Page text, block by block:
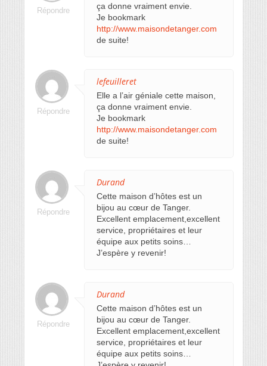
ça donne vraiment envie.
Je bookmark
http://www.maisondetanger.com
de suite!
Répondre
lefeuilleret
Elle a l’air géniale cette maison,
ça donne vraiment envie.
Je bookmark
http://www.maisondetanger.com
de suite!
Répondre
Durand
Cette maison d’hôtes est un
bijou au cœur de Tanger.
Excellent emplacement,excellent
service, propriétaires et leur
équipe aux petits soins…
J’espère y revenir!
Répondre
Durand
Cette maison d’hôtes est un
bijou au cœur de Tanger.
Excellent emplacement,excellent
service, propriétaires et leur
équipe aux petits soins…
Répondre